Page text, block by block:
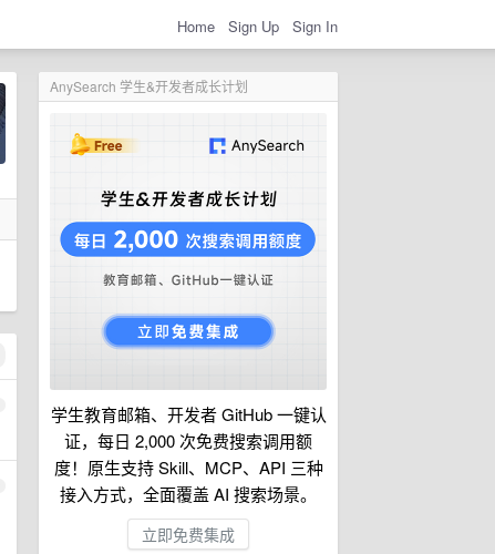
Home Sign Up Sign In
AnySearch 学生&开发者成长计划
学生教育邮箱、开发者 GitHub 一键认
证，每日 2,000 次免费搜索调用额
度！原生支持 Skill、MCP、API 三种
接入方式，全面覆盖 AI 搜索场景。
立即免费集成